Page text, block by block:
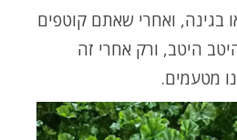
בגינה, ואחרי שאתם קוטפים
היטב, ורק אחרי זה
מטעמים.